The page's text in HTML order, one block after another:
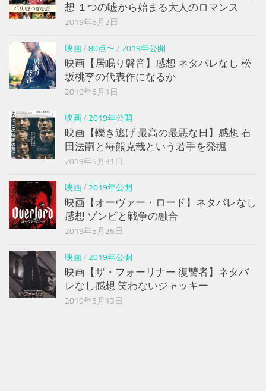
想 １つの嘘から始まる大人のロマンス
2019年6月2日
映画/ 80点〜 / 2019年公開
映画【居眠り磐音】感想 ネタバレなし 松
坂桃李の代表作になるか
2019年6月1日
映画/ 2019年公開
映画【轢き逃げ 最高の最悪な日】感想 石
田法嗣と毎熊克哉という若手を発掘
2019年5月31日
映画/ 2019年公開
映画【オーヴァー・ロード】ネタバレなし
感想 ゾンビと戦争の融合
2019年5月26日
映画/ 2019年公開
映画【ザ・フォーリナー 復讐者】ネタバ
レなし感想 笑わないジャッキー
2019年5月13日